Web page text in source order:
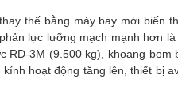
thế bằng máy bay mới biến
lực lưỡng mạch mạnh hơn
RD-3М (9.500 kg), khoang bom
hoạt động tăng lên, thiết bị